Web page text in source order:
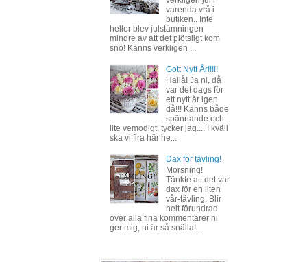
varenda vrå i
butiken.. Inte
heller blev julstämningen
mindre av att det plötsligt kom
snö! Känns verkligen ...
Gott Nytt År!!!!!
Hallå! Ja ni, då
var det dags för
ett nytt år igen
då!!! Känns både
spännande och
lite vemodigt, tycker jag.... I kväll
ska vi fira här he...
Dax för tävling!
Morsning!
Tänkte att det var
dax för en liten
vår-tävling. Blir
helt förundrad
över alla fina kommentarer ni
ger mig, ni är så snälla!...